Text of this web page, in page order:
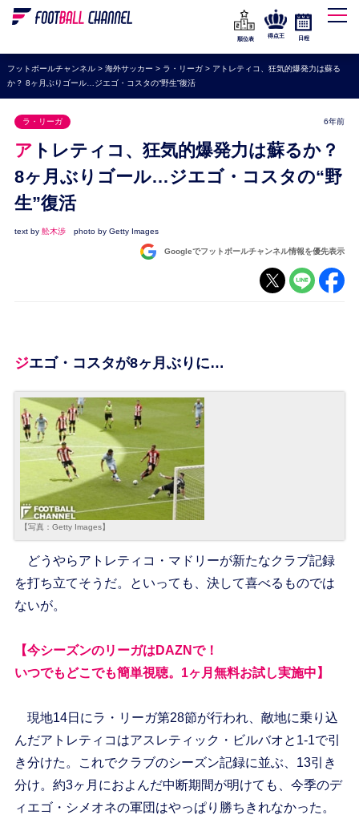
WEリーグ
海外サッカー
プレミアリーグ
ラ・リーガ
セリエA
ブンデスリーガ
UEFA
ナショナルチーム
順位表
得点王 日程
フットボールチャンネル> 海外サッカー > ラ・リーガ> アトレティコ、狂気的爆発力は蘇る
か？ 8ヶ月ぶりゴール…ジエゴ・コスタの“野生”復活
ラ・リーガ 6年前
アトレティコ、狂気的爆発力は蘇るか？
8ヶ月ぶりゴール…ジエゴ・コスタの“野
生”復活
text by 舩木渉 photo by Getty Images
Googleでフットボールチャンネル情報を優先表示
ジエゴ・コスタが8ヶ月ぶりに…
【写真：Getty Images】
どうやらアトレティコ・マドリーが新たなクラブ記録
を打ち立てそうだ。といっても、決して喜べるものでは
ないが。
【今シーズンのリーガはDAZNで！
いつでもどこでも簡単視聴。1ヶ月無料お試し実施中】
現地14日にラ・リーガ第28節が行われ、敵地に乗り込
んだアトレティコはアスレティック・ビルバオと1-1で引
き分けた。これでクラブのシーズン記録に並ぶ、13引き
分け。約3ヶ月におよんだ中断期間が明けても、今季のデ
ィエゴ・シメオネの軍団はやっぱり勝ちきれなかった。